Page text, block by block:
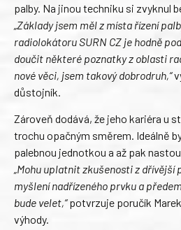
palby. Na jinou techniku si zvyknul
„Základy jsem měl z místa řízení
radiolokátoru SURN CZ je hodně
doučit některé poznatky z oblasti
nové věci, jsem takový dobrodruh,“
důstojník.
Zároveň dodává, že jeho kariéra u
trochu opačným směrem. Ideálně
palebnou jednotkou a až pak
„Mohu uplatnit zkušenosti z dřívější
myšlení nadřízeného prvku a
bude velet,“potvrzuje poručík
výhody.